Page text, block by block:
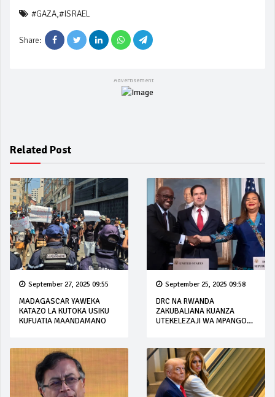
#GAZA,#ISRAEL
Share:
Related Post
September 27, 2025 09:55
MADAGASCAR YAWEKA
KATAZO LA KUTOKA USIKU
KUFUATIA MAANDAMANO
September 25, 2025 09:58
DRC NA RWANDA
ZAKUBALIANA KUANZA
UTEKELEZAJI WA MPANGO